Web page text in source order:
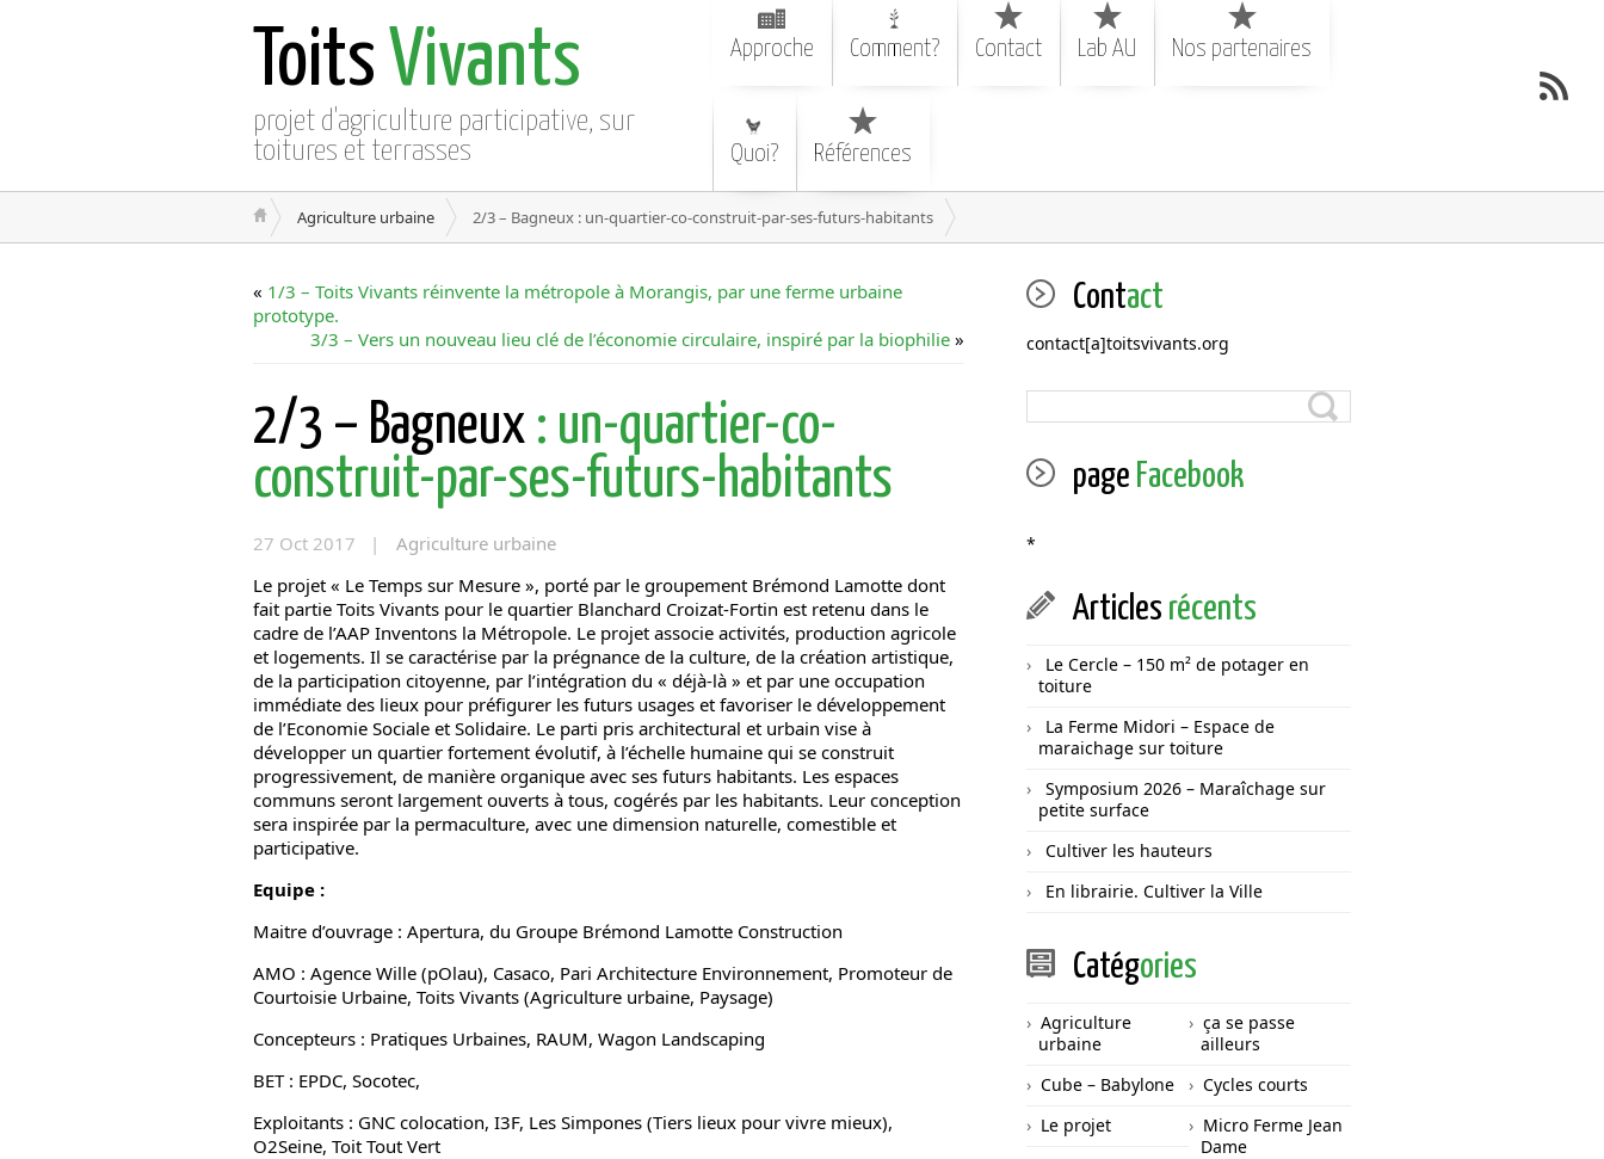
Toits Vivants
projet d'agriculture participative, sur
toitures et terrasses
Approche Comment? Contact Lab AU Nos partenaires
Quoi? Références
Agriculture urbaine 2/3 – Bagneux : un-quartier-co-construit-par-ses-futurs-habitants
« 1/3 – Toits Vivants réinvente la métropole à Morangis, par une ferme urbaine
prototype.
3/3 – Vers un nouveau lieu clé de l’économie circulaire, inspiré par la biophilie »
2/3 – Bagneux : un-quartier-co-
construit-par-ses-futurs-habitants
27 Oct 2017 |
Agriculture urbaine
Le projet « Le Temps sur Mesure », porté par le groupement Brémond Lamotte dont
fait partie Toits Vivants pour le quartier Blanchard Croizat-Fortin est retenu dans le
cadre de l’AAP Inventons la Métropole. Le projet associe activités, production agricole
et logements. Il se caractérise par la prégnance de la culture, de la création artistique,
de la participation citoyenne, par l’intégration du « déjà-là » et par une occupation
immédiate des lieux pour préfigurer les futurs usages et favoriser le développement
de l’Economie Sociale et Solidaire. Le parti pris architectural et urbain vise à
développer un quartier fortement évolutif, à l’échelle humaine qui se construit
progressivement, de manière organique avec ses futurs habitants. Les espaces
communs seront largement ouverts à tous, cogérés par les habitants. Leur conception
sera inspirée par la permaculture, avec une dimension naturelle, comestible et
participative.
Equipe :
Maitre d’ouvrage : Apertura, du Groupe Brémond Lamotte Construction
AMO : Agence Wille (pOlau), Casaco, Pari Architecture Environnement, Promoteur de
Courtoisie Urbaine, Toits Vivants (Agriculture urbaine, Paysage)
Concepteurs : Pratiques Urbaines, RAUM, Wagon Landscaping
BET : EPDC, Socotec,
Exploitants : GNC colocation, I3F, Les Simpones (Tiers lieux pour vivre mieux),
O2Seine, Toit Tout Vert
Contact
contact[a]toitsvivants.org
page Facebook
*
Articles récents
Le Cercle – 150 m² de potager en
toiture
La Ferme Midori – Espace de
maraichage sur toiture
Symposium 2026 – Maraîchage sur
petite surface
Cultiver les hauteurs
En librairie. Cultiver la Ville
Catégories
Agriculture
urbaine
ça se passe
ailleurs
Cube – Babylone
Cycles courts
Le projet
Micro Ferme Jean
Dame